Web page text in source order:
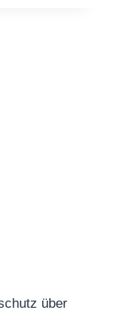
über